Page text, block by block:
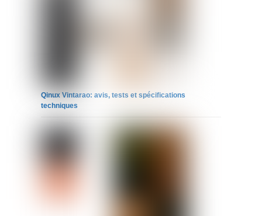
Qinux Vintarao: avis, tests et spécifications
techniques